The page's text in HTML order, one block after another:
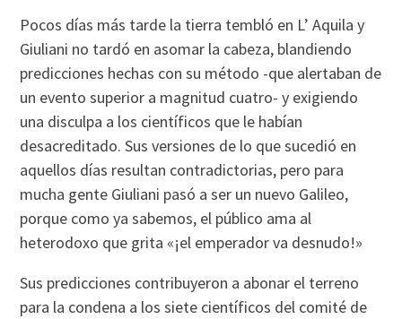
Pocos días más tarde la tierra tembló en L’ Aquila y
Giuliani no tardó en asomar la cabeza, blandiendo
predicciones hechas con su método -que alertaban de
un evento superior a magnitud cuatro- y exigiendo
una disculpa a los científicos que le habían
desacreditado. Sus versiones de lo que sucedió en
aquellos días resultan contradictorias, pero para
mucha gente Giuliani pasó a ser un nuevo Galileo,
porque como ya sabemos, el público ama al
heterodoxo que grita «¡el emperador va desnudo!»
Sus predicciones contribuyeron a abonar el terreno
para la condena a los siete científicos del comité de